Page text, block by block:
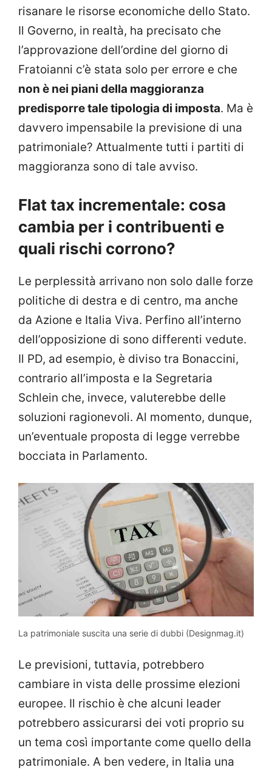
risanare le risorse economiche dello Stato.
Il Governo, in realtà, ha precisato che
l’approvazione dell’ordine del giorno di
Fratoianni c’è stata solo per errore e che
non è nei piani della maggioranza
predisporre tale tipologia di imposta. Ma è
davvero impensabile la previsione di una
patrimoniale? Attualmente tutti i partiti di
maggioranza sono di tale avviso.
Flat tax incrementale: cosa
cambia per i contribuenti e
quali rischi corrono?
Le perplessità arrivano non solo dalle forze
politiche di destra e di centro, ma anche
da Azione e Italia Viva. Perfino all’interno
dell’opposizione di sono differenti vedute.
Il PD, ad esempio, è diviso tra Bonaccini,
contrario all’imposta e la Segretaria
Schlein che, invece, valuterebbe delle
soluzioni ragionevoli. Al momento, dunque,
un’eventuale proposta di legge verrebbe
bocciata in Parlamento.
La patrimoniale suscita una serie di dubbi (Designmag.it)
Le previsioni, tuttavia, potrebbero
cambiare in vista delle prossime elezioni
europee. Il rischio è che alcuni leader
potrebbero assicurarsi dei voti proprio su
un tema così importante come quello della
patrimoniale. A ben vedere, in Italia una